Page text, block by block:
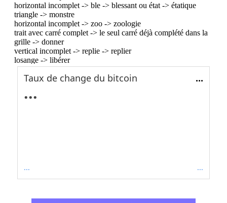
Taux de change du bitcoin ...
...
... ...